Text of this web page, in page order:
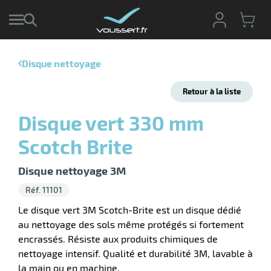
Disque nettoyage
Retour à la liste
Disque vert 330 mm
Scotch Brite
Disque nettoyage 3M
Réf. 11101
Le disque vert 3M Scotch-Brite est un disque dédié
au nettoyage des sols même protégés si fortement
encrassés. Résiste aux produits chimiques de
nettoyage intensif. Qualité et durabilité 3M, lavable à
la main ou en machine.